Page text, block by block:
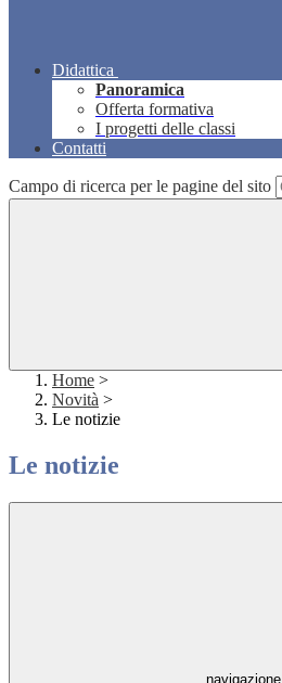
Didattica
Panoramica
Offerta formativa
I progetti delle classi
Contatti
Campo di ricerca per le pagine del sito
Home >
Novità >
Le notizie
Le notizie
navigazione